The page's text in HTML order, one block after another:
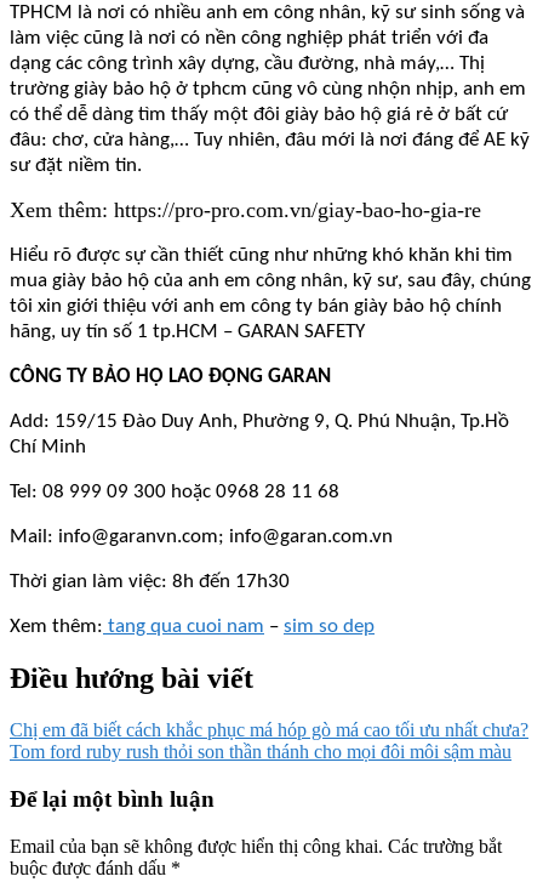
TPHCM là nơi có nhiều anh em công nhân, kỹ sư sinh sống và
làm việc cũng là nơi có nền công nghiệp phát triển với đa
dạng các công trình xây dựng, cầu đường, nhà máy,… Thị
trường giày bảo hộ ở tphcm cũng vô cùng nhộn nhịp, anh em
có thể dễ dàng tìm thấy một đôi giày bảo hộ giá rẻ ở bất cứ
đâu: chơ, cửa hàng,… Tuy nhiên, đâu mới là nơi đáng để AE kỹ
sư đặt niềm tin.
Xem thêm: https://pro-pro.com.vn/giay-bao-ho-gia-re
Hiểu rõ được sự cần thiết cũng như những khó khăn khi tìm
mua giày bảo hộ của anh em công nhân, kỹ sư, sau đây, chúng
tôi xin giới thiệu với anh em công ty bán giày bảo hộ chính
hãng, uy tín số 1 tp.HCM – GARAN SAFETY
CÔNG TY BẢO HỘ LAO ĐỘNG GARAN
Add: 159/15 Đào Duy Anh, Phường 9, Q. Phú Nhuận, Tp.Hồ
Chí Minh
Tel: 08 999 09 300 hoặc 0968 28 11 68
Mail: info@garanvn.com; info@garan.com.vn
Thời gian làm việc: 8h đến 17h30
Xem thêm: tang qua cuoi nam – sim so dep
Điều hướng bài viết
Chị em đã biết cách khắc phục má hóp gò má cao tối ưu nhất chưa?
Tom ford ruby rush thỏi son thần thánh cho mọi đôi môi sậm màu
Để lại một bình luận
Email của bạn sẽ không được hiển thị công khai. Các trường bắt
buộc được đánh dấu *